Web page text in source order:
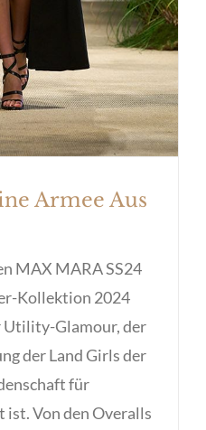
Armee Aus
MAX MARA SS24
Kollektion 2024
Utility-Glamour, der
der Land Girls der
für
Von den Overalls